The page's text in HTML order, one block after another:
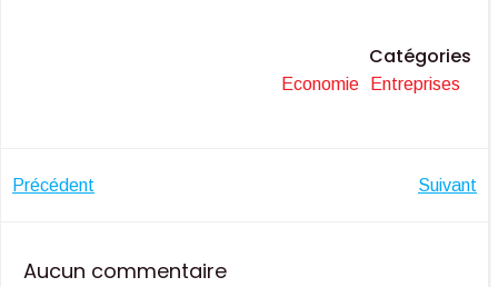
Catégories
Economie Entreprises
Navigation
de
Précédent Suivant
Aucun commentaire